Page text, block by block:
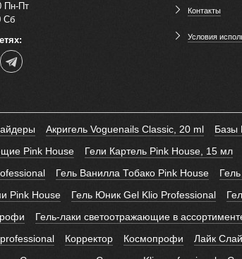
Пн-Пт
Сб
Контакты
Условия
Акригель Voguenails Classic, 20 ml Базы
Pink House
Гели Картель Pink House, 15 мл
Гель Ванилла Тобако Pink House
Pink House
Гель Юник Gel Klio Professional
Гель-лаки светоотражающие в
Корректор Космопрофи Лайк